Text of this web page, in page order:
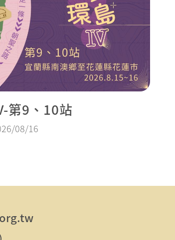
第9、10站
08/16